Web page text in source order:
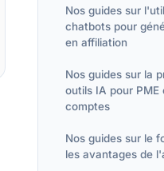
Nos guides sur
chatbots pour
en affiliation
Nos guides sur la
outils IA pour PME
comptes
Nos guides sur le
les avantages de